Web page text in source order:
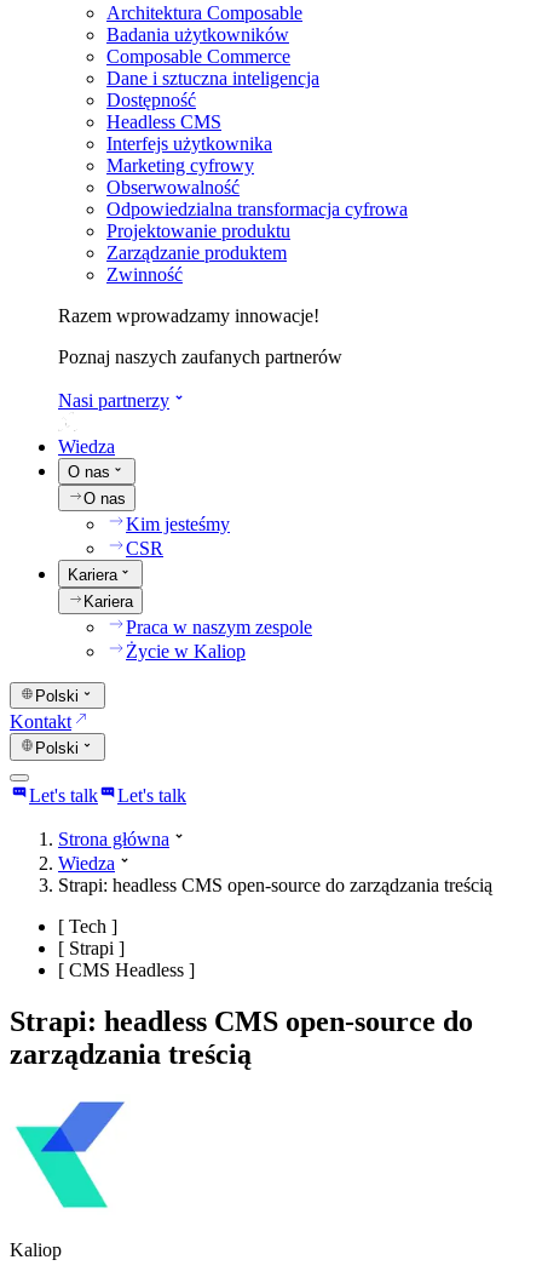
Architektura Composable
Badania użytkowników
Composable Commerce
Dane i sztuczna inteligencja
Dostępność
Headless CMS
Interfejs użytkownika
Marketing cyfrowy
Obserwowalność
Odpowiedzialna transformacja cyfrowa
Projektowanie produktu
Zarządzanie produktem
Zwinność
Razem wprowadzamy innowacje!
Poznaj naszych zaufanych partnerów
Nasi partnerzy
Wiedza
O nas
O nas
Kim jesteśmy
CSR
Kariera
Kariera
Praca w naszym zespole
Życie w Kaliop
Polski
Kontakt
Polski
Let's talk Let's talk
Strona główna
Wiedza
Strapi: headless CMS open-source do zarządzania treścią
[ Tech ]
[ Strapi ]
[ CMS Headless ]
Strapi: headless CMS open-source do
zarządzania treścią
Kaliop